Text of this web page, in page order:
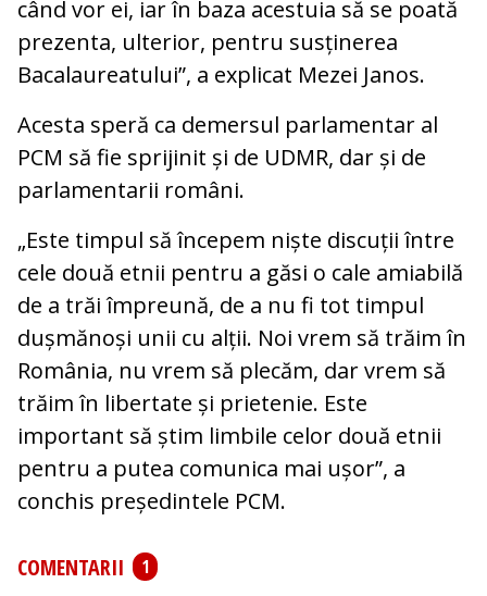
când vor ei, iar în baza acestuia să se poată
prezenta, ulterior, pentru susținerea
Bacalaureatului”, a explicat Mezei Janos.
Acesta speră ca demersul parlamentar al
PCM să fie sprijinit și de UDMR, dar și de
parlamentarii români.
„Este timpul să începem niște discuții între
cele două etnii pentru a găsi o cale amiabilă
de a trăi împreună, de a nu fi tot timpul
dușmănoși unii cu alții. Noi vrem să trăim în
România, nu vrem să plecăm, dar vrem să
trăim în libertate și prietenie. Este
important să știm limbile celor două etnii
pentru a putea comunica mai ușor”, a
conchis președintele PCM.
COMENTARII 1